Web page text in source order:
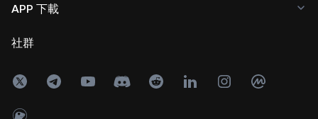
APP 下載
社群